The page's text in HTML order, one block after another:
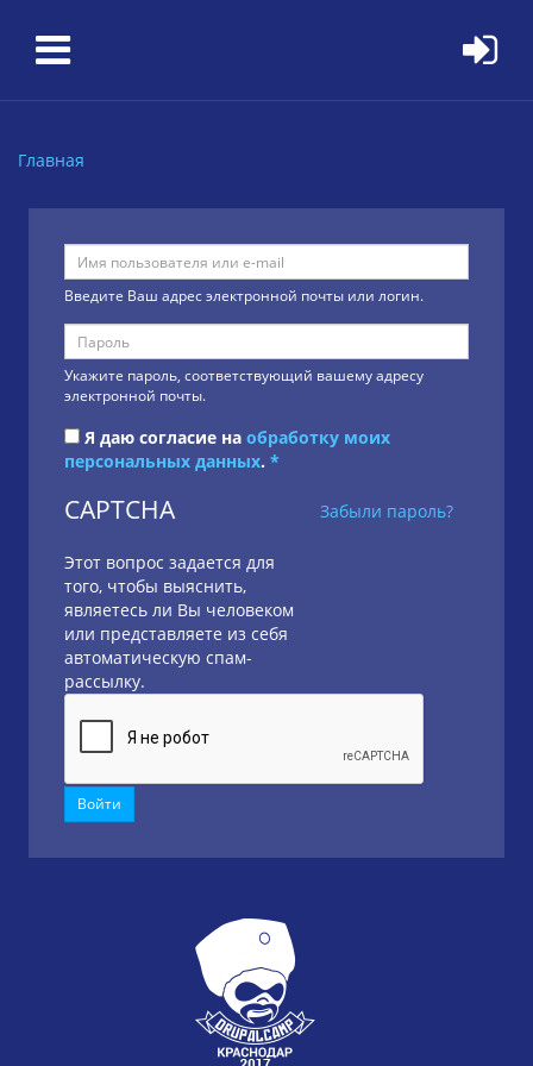
Главная
Введите Ваш адрес электронной почты или логин.
Укажите пароль, соответствующий вашему адресу
электронной почты.
Я даю согласие на обработку моих
персональных данных. *
Забыли пароль?
CAPTCHA
Этот вопрос задается для
того, чтобы выяснить,
являетесь ли Вы человеком
или представляете из себя
автоматическую спам-
рассылку.